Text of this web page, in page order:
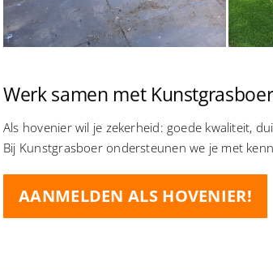
Werk samen met Kunstgrasboer
Als hovenier wil je zekerheid: goede kwaliteit,
Bij Kunstgrasboer ondersteunen we je met
AANMELDEN ALS HOVENIER!